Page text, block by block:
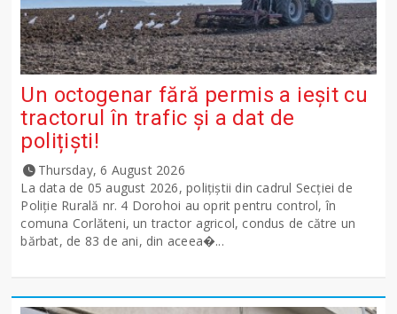
Un octogenar fără permis a ieșit cu
tractorul în trafic și a dat de
polițiști!
Thursday, 6 August 2026
La data de 05 august 2026, polițiștii din cadrul Secției de
Poliție Rurală nr. 4 Dorohoi au oprit pentru control, în
comuna Corlăteni, un tractor agricol, condus de către un
bărbat, de 83 de ani, din aceea�...